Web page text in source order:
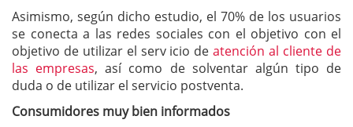
Asimismo, según dicho estudio, el 70% de los usuarios
se conecta a las redes sociales con el objetivo con el
objetivo de utilizar el serv icio deatención al cliente de
las empresas, así como de solventar algún tipo de
duda o de utilizar el servicio postventa.
Consumidores muy bien informados